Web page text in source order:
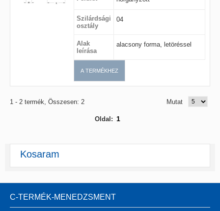
Szilárdsági
osztály
04
Alak
leírása
alacsony forma, letöréssel
A TERMÉKHEZ
1 - 2 termék, Összesen: 2 Mutat
Oldal: 1
Kosaram
C-TERMÉK-MENEDZSMENT